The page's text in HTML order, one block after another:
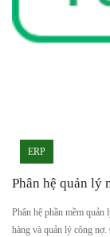
ERP
Phân hệ quản lý
Phân hệ phần mềm
hàng và quản lý công